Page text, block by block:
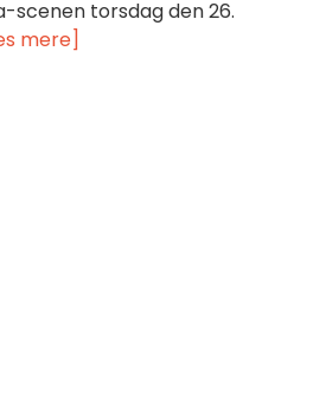
scenen torsdag den 26.
mere]